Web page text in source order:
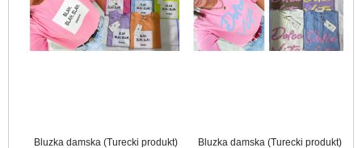
Bluzka damska (Turecki produkt)
Bluzka damska (Turecki produkt)